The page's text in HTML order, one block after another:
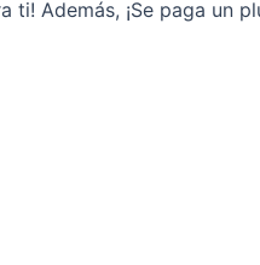
Además, ¡Se paga un